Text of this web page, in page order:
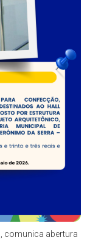
comunica abertura